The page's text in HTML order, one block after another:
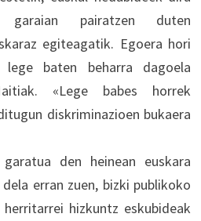
garaian pairatzen duten
egiteagatik. Egoera hori
baten beharra dagoela
«Lege babes horrek
diskriminazioen bukaera
den heinean euskara
erran zuen, bizki publikoko
hizkuntz eskubideak